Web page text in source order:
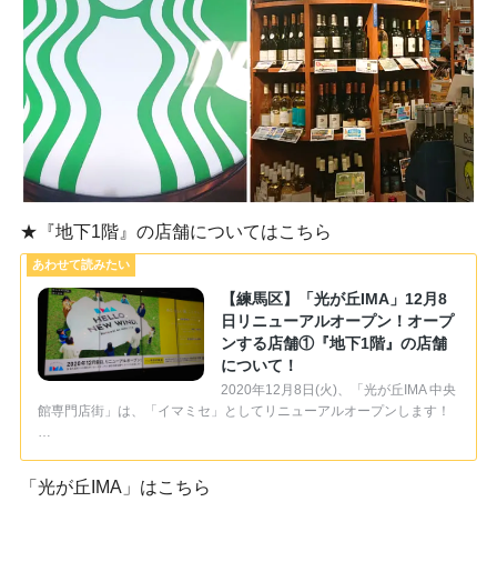
★『地下1階』の店舗についてはこちら
【練馬区】「光が丘IMA」12月8
日リニューアルオープン！オープ
ンする店舗①『地下1階』の店舗
について！
2020年12月8日(火)、「光が丘IMA 中央
館専門店街」は、「イマミセ」としてリニューアルオープンします！
…
「光が丘IMA」はこちら